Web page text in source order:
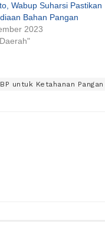
Wabup Suharsi Pastikan
Bahan Pangan
2023
untuk Ketahanan Pangan